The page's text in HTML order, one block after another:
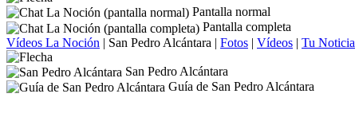
Pantalla normal
Pantalla completa
Vídeos La Noción | San Pedro Alcántara | Fotos | Vídeos | Tu Noticia
San Pedro Alcántara
Guía de San Pedro Alcántara